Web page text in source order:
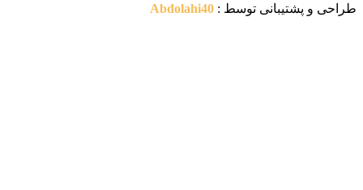
و پشتیبانی توسط :Abdolahi40